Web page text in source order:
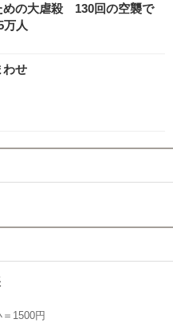
の大虐殺 130回の空襲で
万人
わせ
1500円